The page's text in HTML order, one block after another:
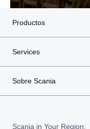
Productos
Services
Sobre Scania
Scania in Your Region: